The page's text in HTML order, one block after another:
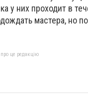
у них проходит в
мастера, но
це редакцію